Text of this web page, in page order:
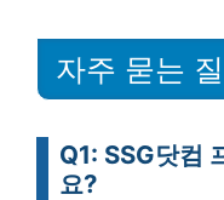
자주 묻는
Q1: SSG닷컴
요?